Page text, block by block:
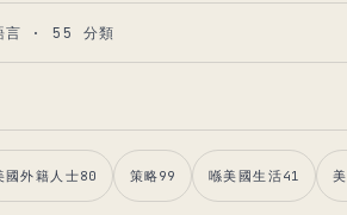
言 · 55 分類
國外籍人士80 策略99 喺美國生活41